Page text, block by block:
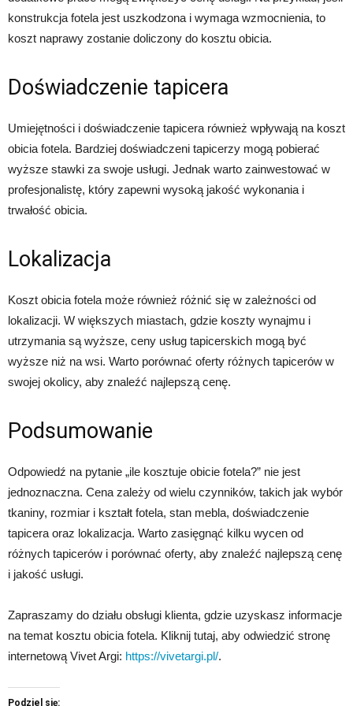
konstrukcja fotela jest uszkodzona i wymaga wzmocnienia, to
koszt naprawy zostanie doliczony do kosztu obicia.
Doświadczenie tapicera
Umiejętności i doświadczenie tapicera również wpływają na koszt
obicia fotela. Bardziej doświadczeni tapicerzy mogą pobierać
wyższe stawki za swoje usługi. Jednak warto zainwestować w
profesjonalistę, który zapewni wysoką jakość wykonania i
trwałość obicia.
Lokalizacja
Koszt obicia fotela może również różnić się w zależności od
lokalizacji. W większych miastach, gdzie koszty wynajmu i
utrzymania są wyższe, ceny usług tapicerskich mogą być
wyższe niż na wsi. Warto porównać oferty różnych tapicerów w
swojej okolicy, aby znaleźć najlepszą cenę.
Podsumowanie
Odpowiedź na pytanie „ile kosztuje obicie fotela?” nie jest
jednoznaczna. Cena zależy od wielu czynników, takich jak wybór
tkaniny, rozmiar i kształt fotela, stan mebla, doświadczenie
tapicera oraz lokalizacja. Warto zasięgnąć kilku wycen od
różnych tapicerów i porównać oferty, aby znaleźć najlepszą cenę
i jakość usługi.
Zapraszamy do działu obsługi klienta, gdzie uzyskasz informacje
na temat kosztu obicia fotela. Kliknij tutaj, aby odwiedzić stronę
internetową Vivet Argi: https://vivetargi.pl/.
Podziel się: